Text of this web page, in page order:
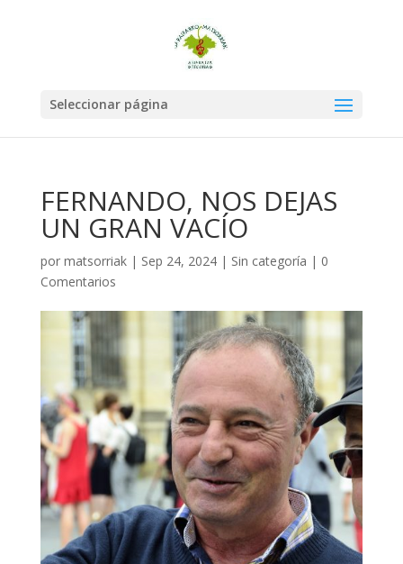
Seleccionar página
FERNANDO, NOS DEJAS
UN GRAN VACÍO
por matsorriak| Sep 24, 2024| Sin categoría | 0
Comentarios